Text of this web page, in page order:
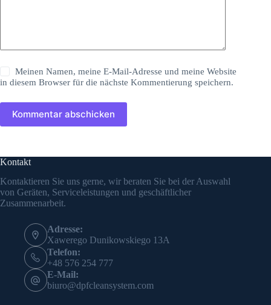
Meinen Namen, meine E-Mail-Adresse und meine Website
in diesem Browser für die nächste Kommentierung speichern.
Kommentar abschicken
Kontakt
Kontaktieren Sie uns gerne, wir beraten Sie bei der Auswahl
von Geräten, Serviceleistungen und geschäftlicher
Zusammenarbeit.
Adresse:
Xawerego Dunikowskiego 13A
Telefon:
+48 576 254 777
E-Mail:
biuro@dpfcleansystem.com